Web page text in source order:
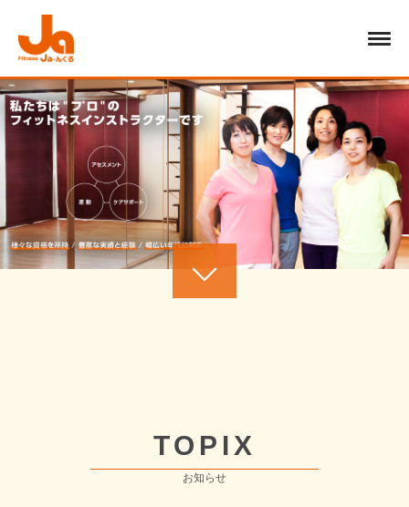
TOPIX
お知らせ